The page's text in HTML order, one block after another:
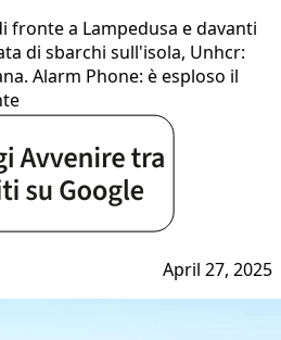
fronte a Lampedusa e davanti
di sbarchi sull'isola, Unhcr:
Alarm Phone: è esploso il
April 27, 2025